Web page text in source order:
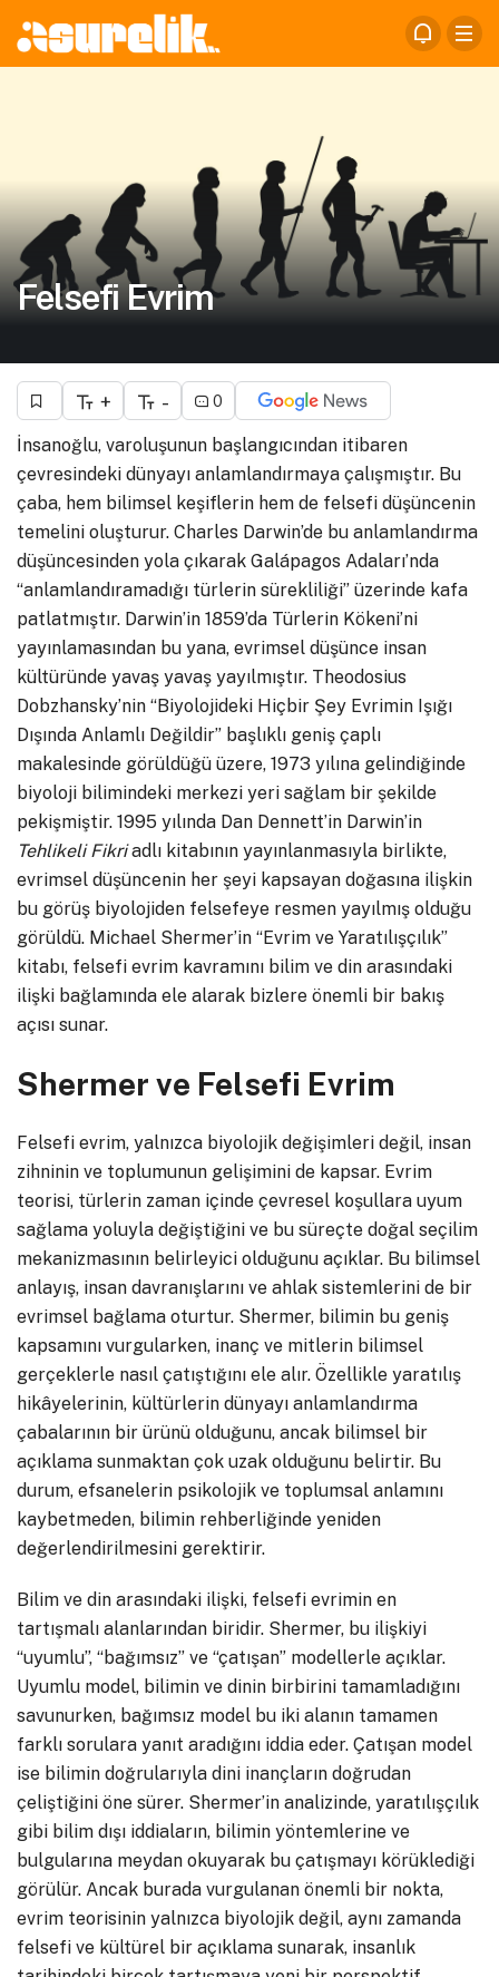
Felsefi Evrim
+ - 0
İnsanoğlu, varoluşunun başlangıcından itibaren
çevresindeki dünyayı anlamlandırmaya çalışmıştır. Bu
çaba, hem bilimsel keşiflerin hem de felsefi düşüncenin
temelini oluşturur. Charles Darwin’de bu anlamlandırma
düşüncesinden yola çıkarak Galápagos Adaları’nda
“anlamlandıramadığı türlerin sürekliliği” üzerinde kafa
patlatmıştır. Darwin’in 1859’da Türlerin Kökeni’ni
yayınlamasından bu yana, evrimsel düşünce insan
kültüründe yavaş yavaş yayılmıştır. Theodosius
Dobzhansky’nin “Biyolojideki Hiçbir Şey Evrimin Işığı
Dışında Anlamlı Değildir” başlıklı geniş çaplı
makalesinde görüldüğü üzere, 1973 yılına gelindiğinde
biyoloji bilimindeki merkezi yeri sağlam bir şekilde
pekişmiştir. 1995 yılında Dan Dennett’in Darwin’in
Tehlikeli Fikriadlı kitabının yayınlanmasıyla birlikte,
evrimsel düşüncenin her şeyi kapsayan doğasına ilişkin
bu görüş biyolojiden felsefeye resmen yayılmış olduğu
görüldü. Michael Shermer’in “Evrim ve Yaratılışçılık”
kitabı, felsefi evrim kavramını bilim ve din arasındaki
ilişki bağlamında ele alarak bizlere önemli bir bakış
açısı sunar.
Shermer ve Felsefi Evrim
Felsefi evrim, yalnızca biyolojik değişimleri değil, insan
zihninin ve toplumunun gelişimini de kapsar. Evrim
teorisi, türlerin zaman içinde çevresel koşullara uyum
sağlama yoluyla değiştiğini ve bu süreçte doğal seçilim
mekanizmasının belirleyici olduğunu açıklar. Bu bilimsel
anlayış, insan davranışlarını ve ahlak sistemlerini de bir
evrimsel bağlama oturtur. Shermer, bilimin bu geniş
kapsamını vurgularken, inanç ve mitlerin bilimsel
gerçeklerle nasıl çatıştığını ele alır. Özellikle yaratılış
hikâyelerinin, kültürlerin dünyayı anlamlandırma
çabalarının bir ürünü olduğunu, ancak bilimsel bir
açıklama sunmaktan çok uzak olduğunu belirtir. Bu
durum, efsanelerin psikolojik ve toplumsal anlamını
kaybetmeden, bilimin rehberliğinde yeniden
değerlendirilmesini gerektirir.
Bilim ve din arasındaki ilişki, felsefi evrimin en
tartışmalı alanlarından biridir. Shermer, bu ilişkiyi
“uyumlu”, “bağımsız” ve “çatışan” modellerle açıklar.
Uyumlu model, bilimin ve dinin birbirini tamamladığını
savunurken, bağımsız model bu iki alanın tamamen
farklı sorulara yanıt aradığını iddia eder. Çatışan model
ise bilimin doğrularıyla dini inançların doğrudan
çeliştiğini öne sürer. Shermer’in analizinde, yaratılışçılık
gibi bilim dışı iddiaların, bilimin yöntemlerine ve
bulgularına meydan okuyarak bu çatışmayı körüklediği
görülür. Ancak burada vurgulanan önemli bir nokta,
evrim teorisinin yalnızca biyolojik değil, aynı zamanda
felsefi ve kültürel bir açıklama sunarak, insanlık